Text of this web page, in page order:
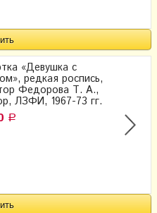
«Девушка с
редкая роспись,
Федорова Т. А.,
ЛЗФИ, 1967-73 гг.
Р